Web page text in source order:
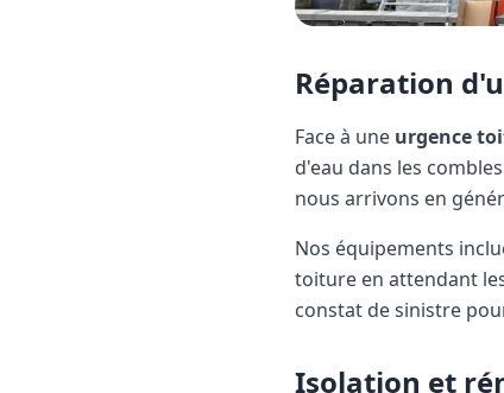
Réparation
Face à une urgence
d'eau dans les
nous arrivons en
Nos équipements
toiture en attendant
constat de sinistre
Isolation et